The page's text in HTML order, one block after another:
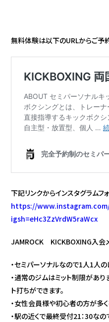
無料体験は以下のURLからご予
下記リンクからインスタグラムフ
https://
igsh=eHc3ZzVrdW5raWcx
JAMROCK KICKBOXING入会
・セミパーソナルなので1人1人
・通常のジムはミット制限があ
ト打ちができます。
・女性会員様や初心者の方が多
・駅の近くで最終受付21：30な